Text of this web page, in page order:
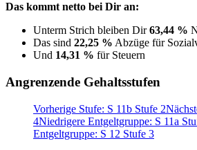
Das kommt netto bei Dir an:
Unterm Strich bleiben Dir63,44 %
Das sind 22,25 % Abzüge für
Und 14,31 % für Steuern
Angrenzende Gehaltsstufen
Vorherige Stufe: S 11b Stufe 2
4Niedrigere Entgeltgruppe: S 11a
Entgeltgruppe: S 12 Stufe 3